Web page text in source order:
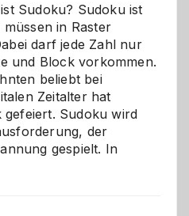
Sudoku? Sudoku ist
in Raster
darf jede Zahl nur
und Block vorkommen.
beliebt bei
Zeitalter hat
gefeiert. Sudoku wird
der
gespielt. In